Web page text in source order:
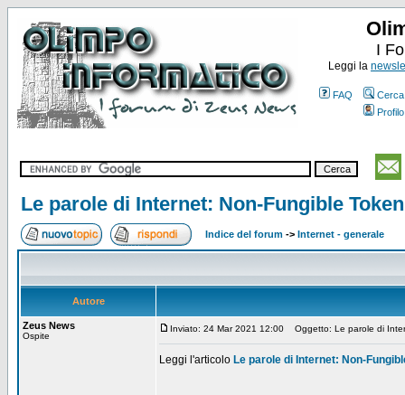
I
Leggi la
FAQ
Cerca
Profilo
Le parole di Internet: Non-Fungible
Indice del forum -> Internet - generale
Autore
Zeus News
Ospite
Inviato: 24 Mar 2021 12:00 Oggetto: Le parole di
Leggi l'articolo Le parole di Internet: Non-